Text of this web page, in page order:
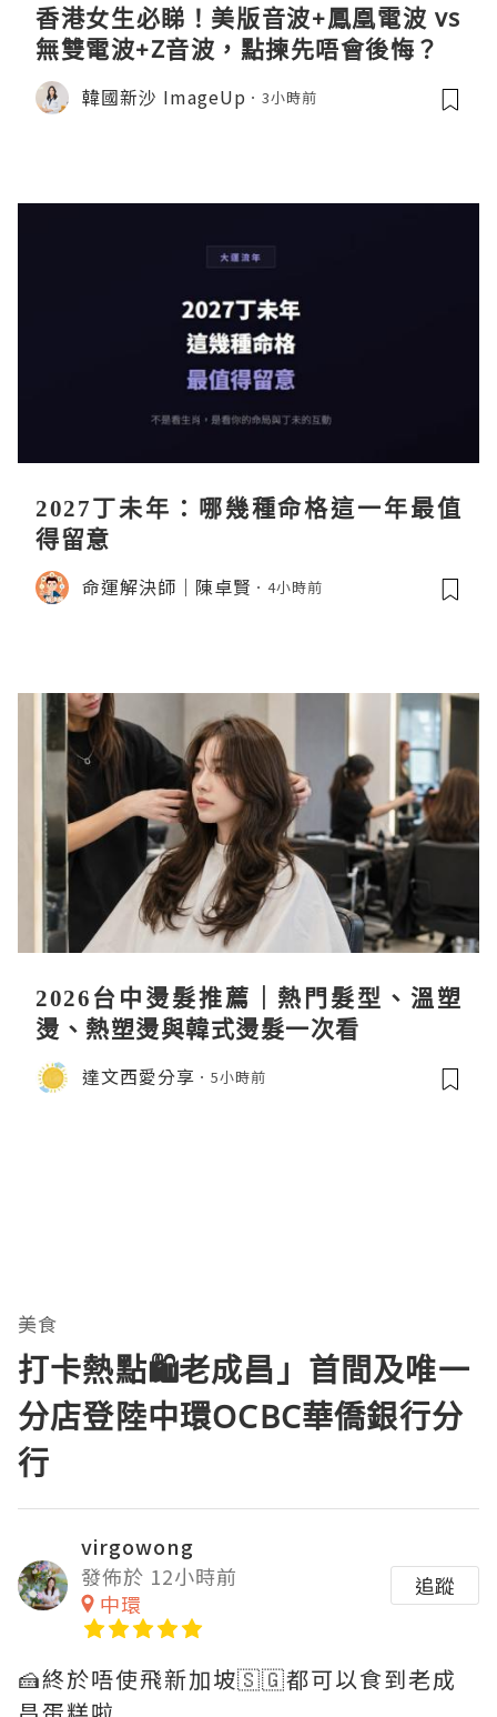
香港女生必睇！美版音波+鳳凰電波 vs
無雙電波+Z音波，點揀先唔會後悔？
韓國新沙 ImageUp 3小時前
2027丁未年：哪幾種命格這一年最值
得留意
命運解決師｜陳卓賢 4小時前
2026台中燙髮推薦｜熱門髮型、溫塑
燙、熱塑燙與韓式燙髮一次看
達文西愛分享 5小時前
美食
打卡熱點🛍️老成昌」首間及唯一
分店登陸中環OCBC華僑銀行分
行
virgowong
發佈於 12小時前
中環
追蹤
🍰終於唔使飛新加坡🇸🇬都可以食到老成